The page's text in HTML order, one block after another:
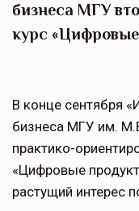
бизнеса МГУ
курс
В конце сентября
бизнеса МГУ им.
практико-
«Цифровые
растущий интерес